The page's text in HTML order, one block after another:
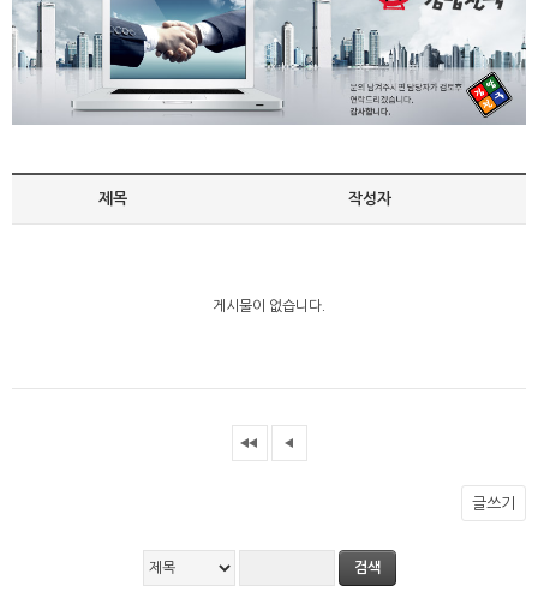
제목 작성자
게시물이 없습니다.
글쓰기